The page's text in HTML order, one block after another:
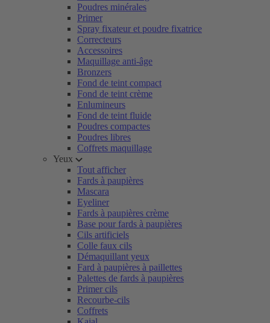
Poudres minérales
Primer
Spray fixateur et poudre fixatrice
Correcteurs
Accessoires
Maquillage anti-âge
Bronzers
Fond de teint compact
Fond de teint crème
Enlumineurs
Fond de teint fluide
Poudres compactes
Poudres libres
Coffrets maquillage
Yeux
Tout afficher
Fards à paupières
Mascara
Eyeliner
Fards à paupières crème
Base pour fards à paupières
Cils artificiels
Colle faux cils
Démaquillant yeux
Fard à paupières à paillettes
Palettes de fards à paupières
Primer cils
Recourbe-cils
Coffrets